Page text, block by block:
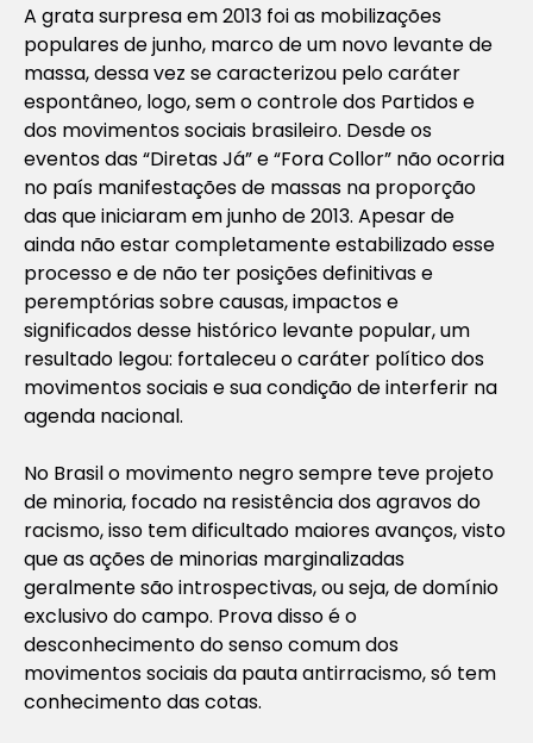
A grata surpresa em 2013 foi as mobilizações
populares de junho, marco de um novo levante de
massa, dessa vez se caracterizou pelo caráter
espontâneo, logo, sem o controle dos Partidos e
dos movimentos sociais brasileiro. Desde os
eventos das “Diretas Já” e “Fora Collor” não ocorria
no país manifestações de massas na proporção
das que iniciaram em junho de 2013. Apesar de
ainda não estar completamente estabilizado esse
processo e de não ter posições definitivas e
peremptórias sobre causas, impactos e
significados desse histórico levante popular, um
resultado legou: fortaleceu o caráter político dos
movimentos sociais e sua condição de interferir na
agenda nacional.
No Brasil o movimento negro sempre teve projeto
de minoria, focado na resistência dos agravos do
racismo, isso tem dificultado maiores avanços, visto
que as ações de minorias marginalizadas
geralmente são introspectivas, ou seja, de domínio
exclusivo do campo. Prova disso é o
desconhecimento do senso comum dos
movimentos sociais da pauta antirracismo, só tem
conhecimento das cotas.